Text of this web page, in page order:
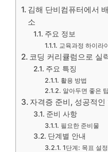
김해 단비컴퓨터에서
소
주요 정보
교육과정 하이라
코딩 커리큘럼으로 실
주요 특징
활용 방법
알아두면 좋은 팁
자격증 준비, 성공적
준비 사항
필요한 준비물
단계별 안내
1단계: 목표 설정